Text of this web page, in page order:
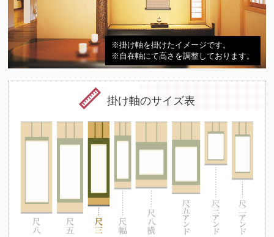
※掛け軸を掛けたイメージです。
※自在軸にて高さを調整しております。
掛け軸のサイズ表